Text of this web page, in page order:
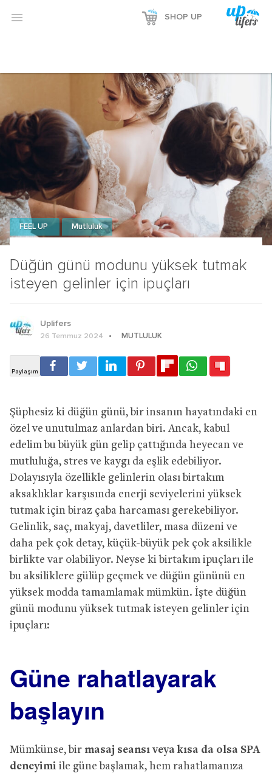
 SHOP UP
Düğün günü modunu yüksek tutmak
isteyen gelinler için ipuçları
FEEL UP Mutluluk
Uplifers
26 Temmuz 2024 MUTLULUK
Şüphesiz ki düğün günü, bir insanın hayatındaki en
özel ve unutulmaz anlardan biri. Ancak, kabul
edelim bu büyük gün gelip çattığında heyecan ve
mutluluğa, stres ve kaygı da eşlik edebiliyor.
Dolayısıyla özellikle gelinlerin olası birtakım
aksaklıklar karşısında enerji seviyelerini yüksek
tutmak için biraz çaba harcaması gerekebiliyor.
Gelinlik, saç, makyaj, davetliler, masa düzeni ve
daha pek çok detay, küçük-büyük pek çok aksilikle
birlikte var olabiliyor. Neyse ki birtakım ipuçları ile
bu aksiliklere gülüp geçmek ve düğün gününü en
yüksek modda tamamlamak mümkün. İşte düğün
günü modunu yüksek tutmak isteyen gelinler için
ipuçları:
Güne rahatlayarak
başlayın
Mümkünse, bir masaj seansı veya kısa da olsa SPA
deneyimi ile güne başlamak, hem rahatlamanıza